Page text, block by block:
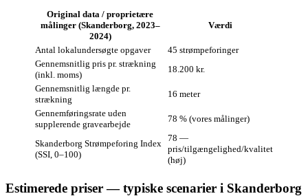
Original data / proprietære
målinger (Skanderborg, 2023–
2024)
Værdi
Antal lokalundersøgte opgaver
45 strømpeforinger
Gennemsnitlig pris pr. strækning
(inkl. moms)
18.200 kr.
Gennemsnitlig længde pr.
strækning
16 meter
Gennemføringsrate uden
supplerende gravearbejde
78 % (vores målinger)
Skanderborg Strømpeforing Index
(SSI, 0–100)
78 —
pris/tilgængelighed/kvalitet
(høj)
Estimerede priser — typiske scenarier i Skanderborg